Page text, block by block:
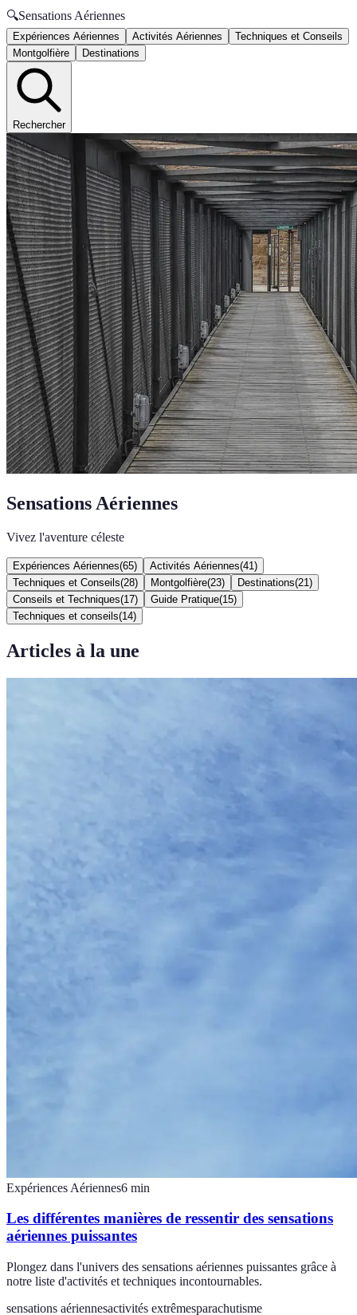
🔍Sensations Aériennes
Expériences Aériennes Activités Aériennes
Techniques et Conseils
Montgolfière
Destinations
Rechercher
Sensations Aériennes
Vivez l'aventure céleste
Expériences Aériennes(65) Activités Aériennes(41 )
Techniques et Conseils(28) Montgolfière(23) Destinations(21 )
Conseils et Techniques(17) Guide Pratique(15)
Techniques et conseils(14)
Articles à la une
Expériences Aériennes6 min
Les différentes manières de ressentir des sensations
aériennes puissantes
Plongez dans l'univers des sensations aériennes puissantes grâce à
notre liste d'activités et techniques incontournables.
sensations aériennesactivités extrêmesparachutisme